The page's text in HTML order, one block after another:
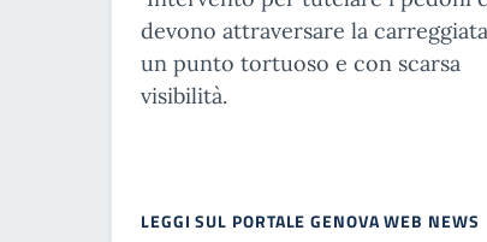
devono attraversare la
un punto tortuoso e con scarsa
visibilità.
LEGGI SUL PORTALE GENOVA WEB NEWS